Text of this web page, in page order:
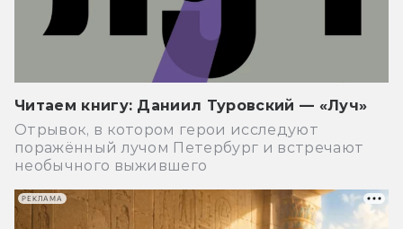
Читаем книгу: Даниил Туровский — «Луч»
Отрывок, в котором герои исследуют
поражённый лучом Петербург и встречают
необычного выжившего
РЕКЛАМА